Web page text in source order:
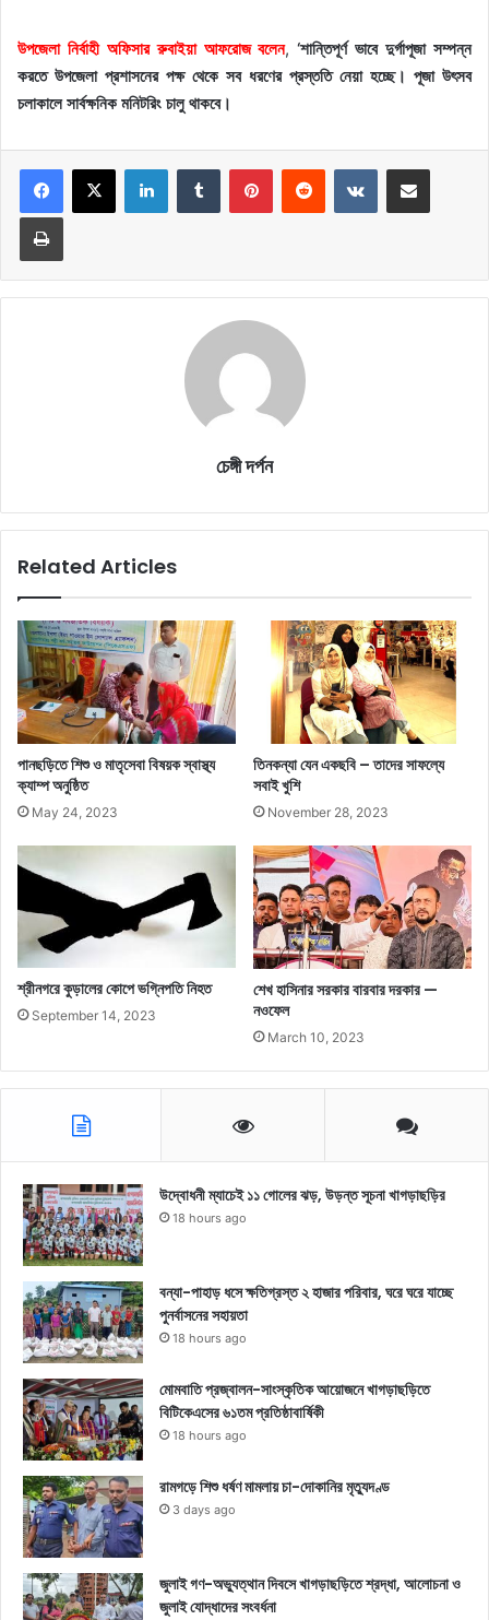
উপজেলা নির্বাহী অফিসার রুবাইয়া আফরোজ বলেন,‘শান্তিপূর্ণ ভাবে দুর্গাপূজা সম্পন্ন
করতে উপজেলা প্রশাসনের পক্ষ থেকে সব ধরণের প্রস্ততি নেয়া হচ্ছে। পূজা উৎসব
চলাকালে সার্বক্ষনিক মনিটরিং চালু থাকবে।
LinkedInTumblr PinterestReddit VKontakteShare via Email
Print
চেঙ্গী দর্পন
Related Articles
পানছড়িতে শিশু ও মাতৃসেবা বিষয়ক স্বাস্থ্য
ক্যাম্প অনুষ্ঠিত
May 24, 2023
তিনকন্যা যেন একছবি – তাদের সাফল্যে
সবাই খুশি
November 28, 2023
শ্রীনগরে কুড়ালের কোপে ভগ্নিপতি নিহত
September 14, 2023
শেখ হাসিনার সরকার বারবার দরকার —
নওফেল
March 10, 2023
উদ্বোধনী ম্যাচেই ১১ গোলের ঝড়, উড়ন্ত সূচনা খাগড়াছড়ির
18 hours ago
বন্যা-পাহাড় ধসে ক্ষতিগ্রস্ত ২ হাজার পরিবার, ঘরে ঘরে যাচ্ছে
পুনর্বাসনের সহায়তা
18 hours ago
মোমবাতি প্রজ্বালন-সাংস্কৃতিক আয়োজনে খাগড়াছড়িতে
বিটিকেএসের ৬১তম প্রতিষ্ঠাবার্ষিকী
18 hours ago
রামগড়ে শিশু ধর্ষণ মামলায় চা-দোকানির মৃত্যুদণ্ড
3 days ago
জুলাই গণ-অভ্যুত্থান দিবসে খাগড়াছড়িতে শ্রদ্ধা, আলোচনা ও
জুলাই যোদ্ধাদের সংবর্ধনা